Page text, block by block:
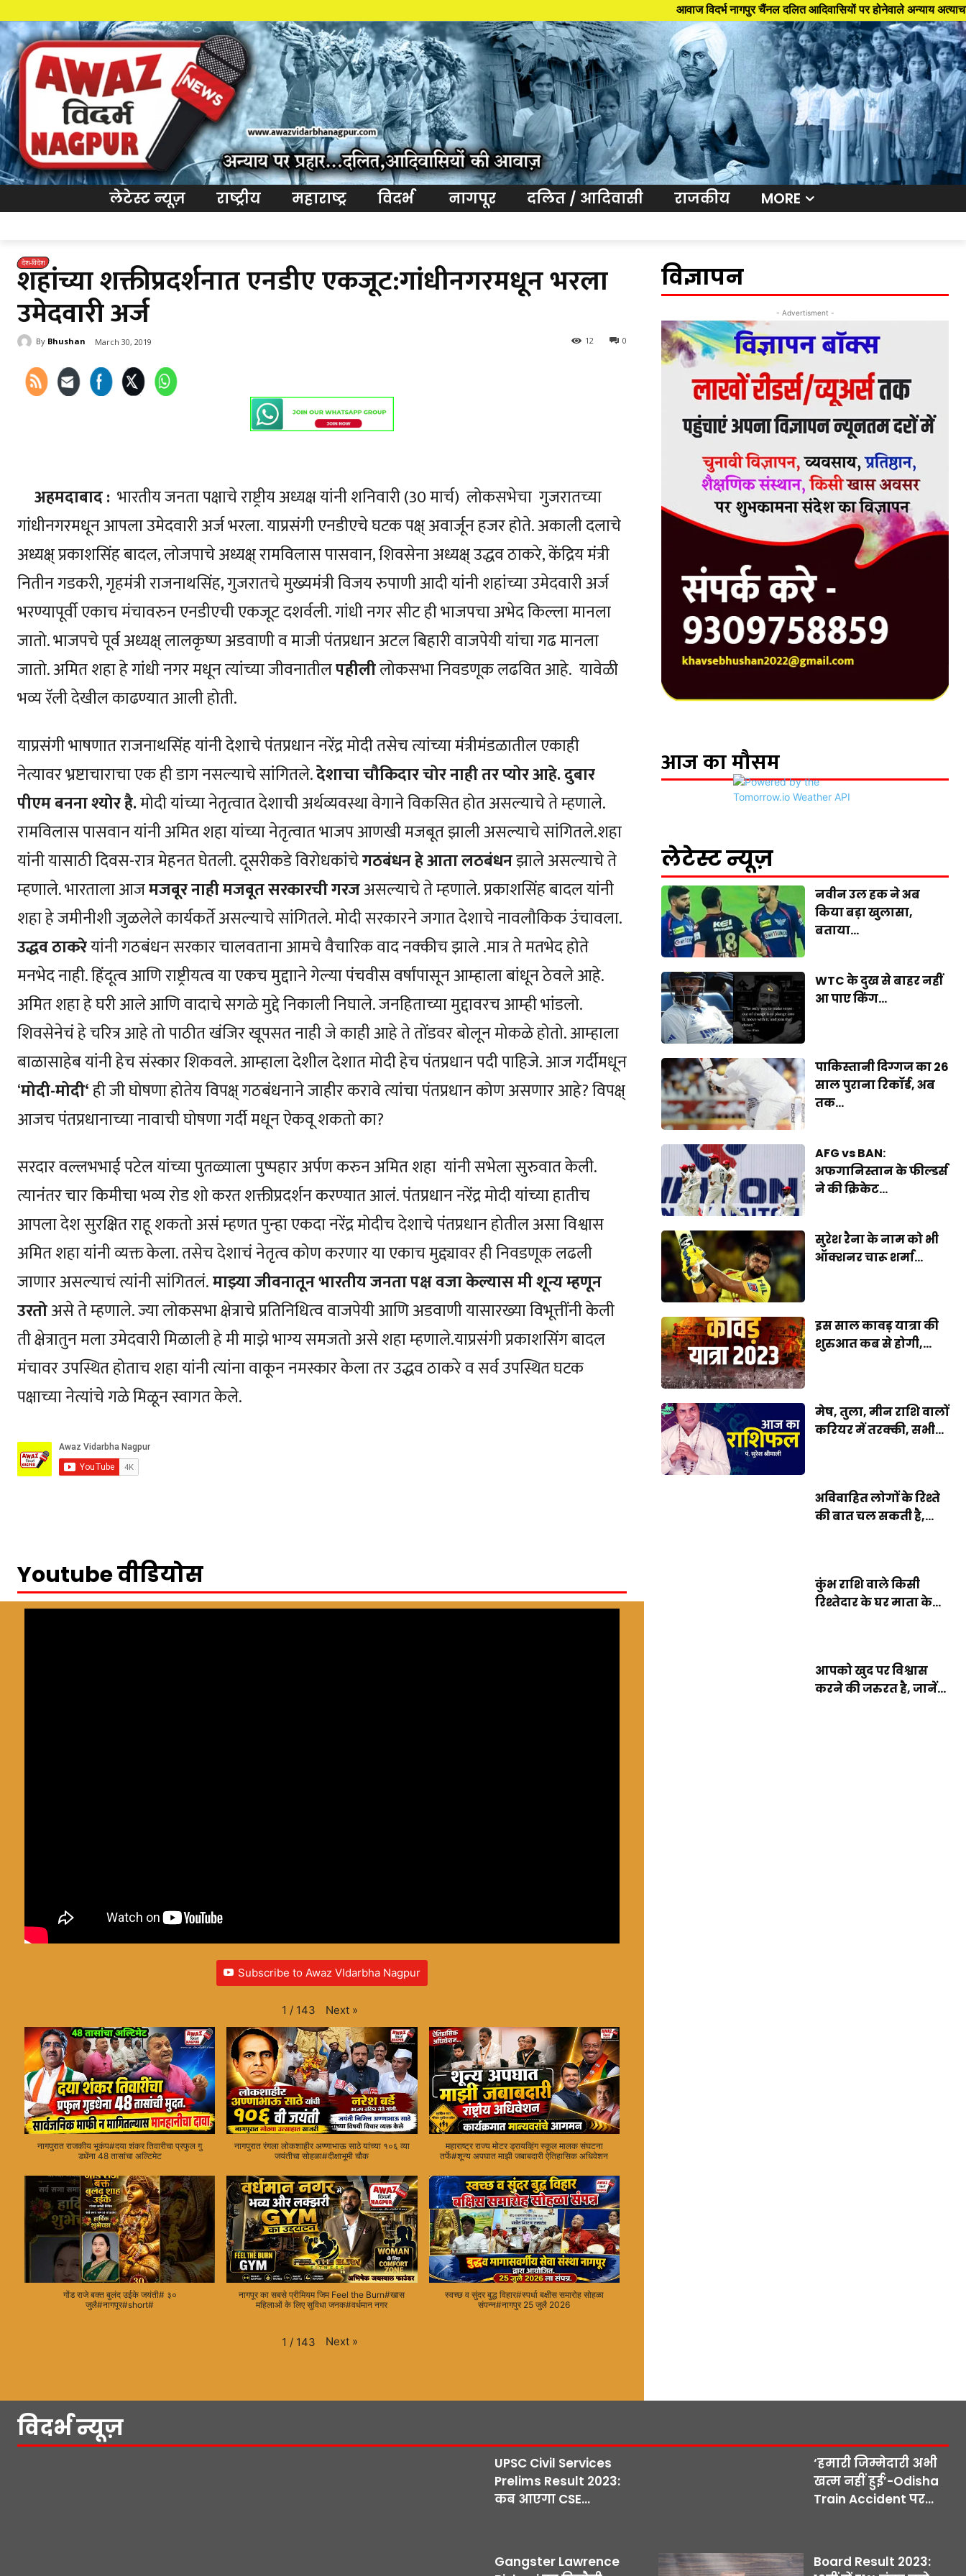
आवाज विदर्भ नागपुर चैंनल दलित आदिवासियों पर होनेवाले अन्याय अत्याचार के
लेटेस्ट न्यूज़ राष्ट्रीय महाराष्ट्र विदर्भ नागपूर दलित / आदिवासी राजकीय MORE
देश-विदेश
शहांच्या शक्तीप्रदर्शनात एनडीए एकजूट:गांधीनगरमधून भरला
उमेदवारी अर्ज
By Bhushan March 30, 2019 0
12
अहमदाबाद : भारतीय जनता पक्षाचे राष्ट्रीय अध्यक्ष यांनी शनिवारी (30 मार्च) लोकसभेचा गुजरातच्या
गांधीनगरमधून आपला उमेदवारी अर्ज भरला. याप्रसंगी एनडीएचे घटक पक्ष् अवार्जून हजर होते. अकाली दलाचे
अध्यक्ष् प्रकाशसिंह बादल, लोजपाचे अध्यक्ष् रामविलास पासवान, शिवसेना अध्यक्ष् उद्धव ठाकरे, केंद्रिय मंत्री
नितीन गडकरी, गृहमंत्री राजनाथसिंह, गुजरातचे मुख्यमंत्री विजय रुपाणी आदी यांनी शहांच्या उमेदवारी अर्ज
भरण्यापूर्वी एकाच मंचावरुन एनडीएची एकजूट दशर्वली. गांधी नगर सीट ही भाजपचा अभेद किल्ला मानला
जातो. भाजपचे पूर्व अध्यक्ष् लालकृष्ण अडवाणी व माजी पंतप्रधान अटल बिहारी वाजपेयी यांचा गढ मानला
जातो. अमित शहा हे गांधी नगर मधून त्यांच्या जीवनातीलपहीलीलोकसभा निवडणूक लढवित आहे. यावेळी
भव्य रॅली देखील काढण्यात आली होती.
याप्रसंगी भाषणात राजनाथसिंह यांनी देशाचे पंतप्रधान नरेंद्र मोदी तसेच त्यांच्या मंत्रीमंडळातील एकाही
नेत्यावर भ्रष्टाचाराचा एक ही डाग नसल्याचे सांगितले.देशाचा चौकिदार चोर नाही तर प्योर आहे. दुबार
पीएम बनना श्‍योर है.मोदी यांच्या नेतृत्वात देशाची अर्थव्यवस्था वेगाने विकसित होत असल्याचे ते म्हणाले.
रामविलास पासवान यांनी अमित शहा यांच्या नेतृत्वात भाजप आणखी मजबूत झाली असल्याचे सांगितले.शहा
यांनी यासाठी दिवस-रात्र मेहनत घेतली. दूसरीकडे विरोधकांचेगठबंधन हे आता लठबंधनझाले असल्याचे ते
म्हणाले. भारताला आजमजबूर नाही मजबूत सरकारची गरजअसल्याचे ते म्हणाले. प्रकाशसिंह बादल यांनी
शहा हे जमीनीशी जुळलेले कार्यकर्ते असल्याचे सांगितले. मोदी सरकारने जगात देशाचे नावलौकिक उंचावला.
उद्धव ठाकरेयांनी गठबंधन सरकार चालवताना आमचे वैचारिक वाद नक्कीच झाले .मात्र ते मतभेद होते
मनभेद नाही. हिंदूत्व आणि राष्ट्रीयत्व या एकच मुद्दााने गेल्या पंचवीस वर्षांपासून आम्हाला बांधून ठेवले आहे.
अमित शहा हे घरी आले आणि वादाचे सगळे मुद्दे निकाली निघाले. जनहिताच्या मुद्दावरच आम्ही भांडलो.
शिवसेनेचं हे चरित्र आहे तो पाठीत खंजिर खूपसत नाही जे काही आहे ते तोंडवर बोलून मोकळे होतो. आम्हाला
बाळासाहेब यांनी हेच संस्कार शिकवले. आम्हाला देशील देशात मोदी हेच पंतप्रधान पदी पाहिजे. आज गर्दीमधून
‘मोदी-मोदी‘ही जी घोषणा होतेय विपक्ष् गठबंधनाने जाहीर करावे त्यांचा पंतप्रधान कोण असणार आहे? विपक्ष्
आजच पंतप्रधानाच्या नावाची घोषणा गर्दी मधून ऐकवू शकतो का?
सरदार वल्लभभाई पटेल यांच्या पुतळ्याला पुष्पहार अर्पण करुन अमित शहा यांनी सभेला सुरुवात केली.
त्यानंतर चार किमीचा भव्य रोड शो करत शक्तीप्रदर्शन करण्यात आलं. पंतप्रधान नरेंद्र मोदी यांच्या हातीच
आपला देश सुरक्षित राहू शकतो असं म्हणत पुन्हा एकदा नरेंद्र मोदीच देशाचे पंतप्रधान होतील असा विश्वास
अमित शहा यांनी व्यक्त केला. तसेच देशाचं नेतृत्व कोण करणार या एकाच मुद्द्यावर ही निवडणूक लढली
जाणार असल्याचं त्यांनी सांगितलं.माझ्या जीवनातून भारतीय जनता पक्ष वजा केल्यास मी शून्य म्हणून
उरतोअसे ते म्हणाले. ज्या लोकसभा क्षेत्राचे प्रतिनिधित्व वाजपेयी आणि अडवाणी यासारख्या विभूत्तींनी केली
ती क्षेत्रातुन मला उमेदवारी मिळाली हे मी माझे भाग्य समजतो असे शहा म्हणाले.याप्रसंगी प्रकाशसिंग बादल
मंचावर उपस्थित होताच शहा यांनी त्यांना वाकून नमस्कार केला तर उद्धव ठाकरे व सर्व उपस्थित घटक
पक्षाच्या नेत्यांचे गळे मिळून स्वागत केले.
Youtube वीडियोस
Subscribe to Awaz VIdarbha Nagpur
1 / 143 Next »
नागपुरात राजकीय भूकंप#दया शंकर तिवारीचा प्रफुल गु
डधेंना 48 तासांचा अल्टिमेट
नागपुरात रंगला लोकशाहीर अण्णाभाऊ साठे यांच्या १०६ व्या
जयंतीचा सोहळा#दीक्षाभूमी चौक
महाराष्ट्र राज्य मोटर ड्रायव्हिंग स्कूल मालक संघटना
तर्फे#शून्य अपघात माझी जबाबदारी ऐतिहासिक अधिवेशन
गोंड राजे बक्त बुलंद उईके जयंती# ३०
जुलै#नागपूर#short#
नागपूर का सबसे प्रीमियम जिम Feel the Burn#खास
महिलाओं के लिए सुविधा जनक#वर्धमान नगर
स्वच्छ व सुंदर बुद्ध विहार#स्पर्धा बक्षीस समारोह सोहळा
संपन्न#नागपुर 25 जुलै 2026
1 / 143 Next »
विज्ञापन
- Advertisment -
आज का मौसम
लेटेस्ट न्यूज़
नवीन उल हक ने अब
किया बड़ा खुलासा,
बताया...
WTC के दुख से बाहर नहीं
आ पाए किंग...
पाकिस्तानी दिग्गज का 26
साल पुराना रिकॉर्ड, अब
तक...
AFG vs BAN:
अफगानिस्तान के फील्डर्स
ने की क्रिकेट...
सुरेश रैना के नाम को भी
ऑक्शनर चारू शर्मा...
इस साल कावड़ यात्रा की
शुरुआत कब से होगी,...
मेष, तुला, मीन राशि वालों
करियर में तरक्की, सभी...
अविवाहित लोगों के रिश्ते
की बात चल सकती है,...
कुंभ राशि वाले किसी
रिश्तेदार के घर माता के...
आपको खुद पर विश्वास
करने की जरुरत है, जानें...
विदर्भ न्यूज़
UPSC Civil Services
Prelims Result 2023:
कब आएगा CSE...
‘हमारी जिम्मेदारी अभी
खत्म नहीं हुई’-Odisha
Train Accident पर...
Gangster Lawrence
Board Result 2023: